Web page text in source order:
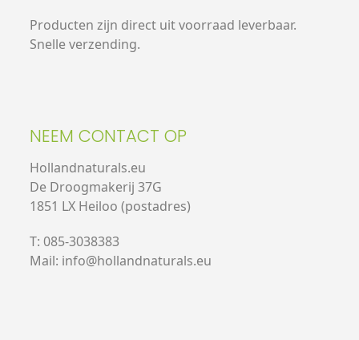
Producten zijn direct uit voorraad leverbaar.
Snelle verzending.
NEEM CONTACT OP
Hollandnaturals.eu
De Droogmakerij 37G
1851 LX Heiloo (postadres)
T: 085-3038383
Mail: info@hollandnaturals.eu